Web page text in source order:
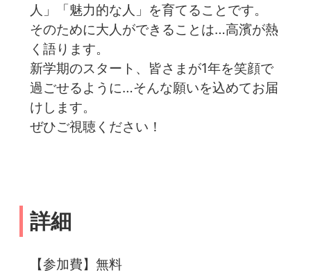
人」「魅力的な人」を育てることです。
そのために大人ができることは…高濱が熱
く語ります。
新学期のスタート、皆さまが1年を笑顔で
過ごせるように…そんな願いを込めてお届
けします。
ぜひご視聴ください！
詳細
【参加費】無料